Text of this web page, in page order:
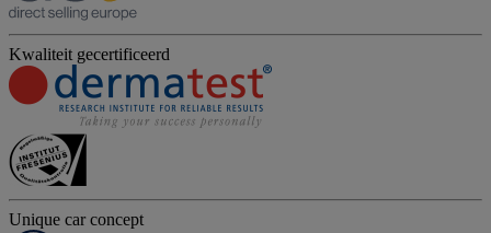
Kwaliteit gecertificeerd
Unique car concept